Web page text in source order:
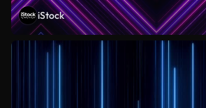
iStock